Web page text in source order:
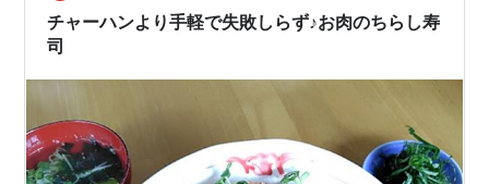
チャーハンより手軽で失敗しらず♪お肉のちらし寿
司